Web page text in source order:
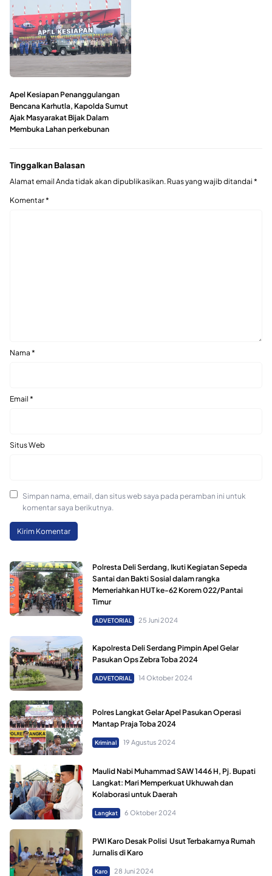
Apel Kesiapan Penanggulangan
Bencana Karhutla, Kapolda Sumut
Ajak Masyarakat Bijak Dalam
Membuka Lahan perkebunan
Tinggalkan Balasan
Alamat email Anda tidak akan dipublikasikan. Ruas yang wajib ditandai *
Komentar*
Nama *
Email *
Situs Web
Simpan nama, email, dan situs web saya pada peramban ini untuk
komentar saya berikutnya.
Polresta Deli Serdang, Ikuti Kegiatan Sepeda
Santai dan Bakti Sosial dalam rangka
Memeriahkan HUT ke-62 Korem 022/Pantai
Timur
ADVETORIAL 25 Juni 2024
Kapolresta Deli Serdang Pimpin Apel Gelar
Pasukan Ops Zebra Toba 2024
ADVETORIAL 14 Oktober 2024
Polres Langkat Gelar Apel Pasukan Operasi
Mantap Praja Toba 2024
Kriminal 19 Agustus 2024
Maulid Nabi Muhammad SAW 1446 H, Pj. Bupati
Langkat: Mari Memperkuat Ukhuwah dan
Kolaborasi untuk Daerah
Langkat 6 Oktober 2024
PWI Karo Desak Polisi Usut Terbakarnya Rumah
Jurnalis di Karo
Karo 28 Juni 2024